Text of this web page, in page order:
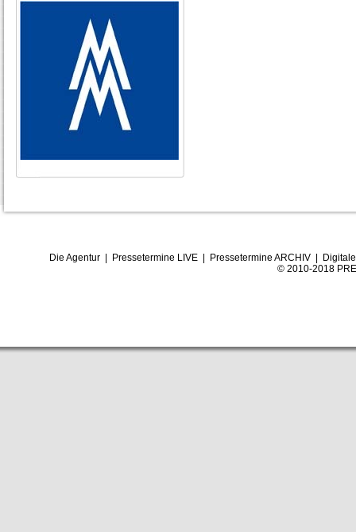
Die Agentur| Pressetermine LIVE| Pressetermine ARCHIV|
© 2010-2018